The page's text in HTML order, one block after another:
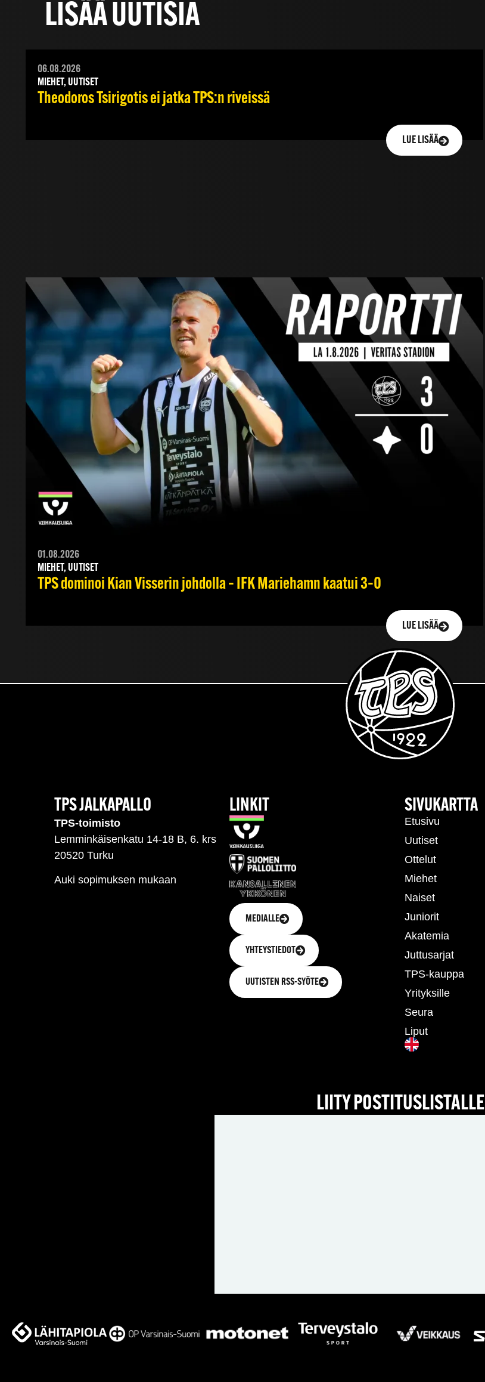
LISÄÄ UUTISIA
06.08.2026
MIEHET, UUTISET
Theodoros Tsirigotis ei jatka TPS:n riveissä
LUE LISÄÄ
01.08.2026
MIEHET, UUTISET
TPS dominoi Kian Visserin johdolla – IFK Mariehamn kaatui 3–0
LUE LISÄÄ
TPS JALKAPALLO
TPS-toimisto
Lemminkäisenkatu 14-18 B, 6. krs
20520 Turku
Auki sopimuksen mukaan
LINKIT
MEDIALLE
YHTEYSTIEDOT
UUTISTEN RSS-SYÖTE
SIVUKARTTA
Etusivu
Uutiset
Ottelut
Miehet
Naiset
Juniorit
Akatemia
Juttusarjat
TPS-kauppa
Yrityksille
Seura
Liput
LIITY POSTITUSLISTALLE